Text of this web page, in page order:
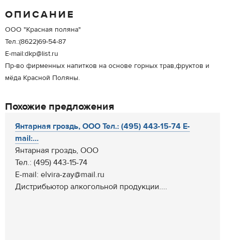
ОПИСАНИЕ
ООО "Красная поляна"
Тел.:(8622)69-54-87
E-mail:dkp@list.ru
Пр-во фирменных напитков на основе горных трав,фруктов и
мёда Красной Поляны.
Похожие предложения
Янтарная гроздь, ООО Тел.: (495) 443-15-74 E-
mail:...
Янтарная гроздь, ООО
Тел.: (495) 443-15-74
E-mail: elvira-zay@mail.ru
Дистрибьютор алкогольной продукции....